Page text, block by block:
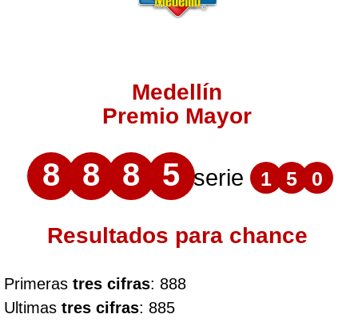
Medellín
Premio Mayor
8 8 8 5 serie 1 5 0
Resultados para chance
Primeras tres cifras: 888
Ultimas tres cifras: 885